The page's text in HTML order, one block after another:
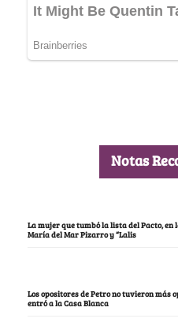
Notas
La mujer que tumbó la lista del Pacto,
María del Mar Pizarro y “Lalis
Los opositores de Petro no tuvieron
entró a la Casa Blanca